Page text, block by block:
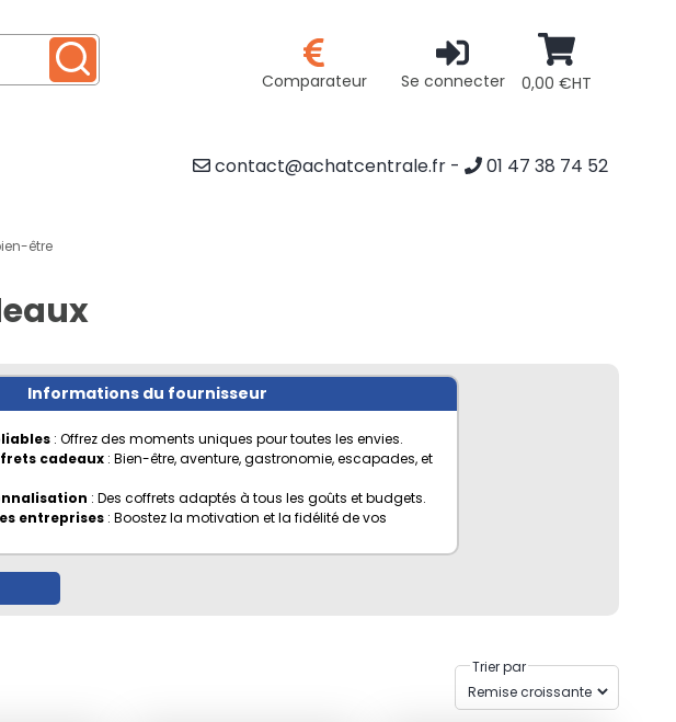
Comparateur Se connecter 0,00 €HT
contact@achatcentrale.fr - 01 47 38 74 52
être
Informations du fournisseur
: Offrez des moments uniques pour toutes les envies.
cadeaux : Bien-être, aventure, gastronomie, escapades, et
: Des coffrets adaptés à tous les goûts et budgets.
entreprises : Boostez la motivation et la fidélité de vos
Trier par